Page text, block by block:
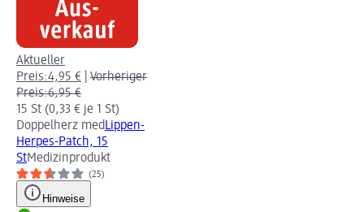
Aktueller
Preis:4,95 €
Vorheriger
Preis:6,95 €
15 St (0,33 € je 1 St)
Doppelherz medLippen-
Herpes-Patch, 15
StMedizinprodukt
(25)
Hinweise